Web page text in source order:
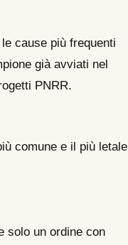
cause più frequenti
già avviati nel
PNRR.
comune e il più letale
solo un ordine con